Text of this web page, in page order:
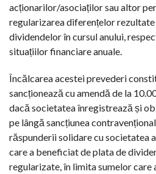
acționarilor/asociaților sau altor
regularizarea diferențelor
dividendelor în cursul anului,
situațiilor financiare anuale.
Încălcarea acestei prevederi
sancționează cu amendă de la
dacă societatea înregistrează și
pe lângă sancțiunea
răspunderii solidare cu societatea
care a beneficiat de plata de
regularizate, în limita sumelor